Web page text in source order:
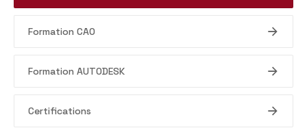
Formation CAO
Formation AUTODESK
Certifications